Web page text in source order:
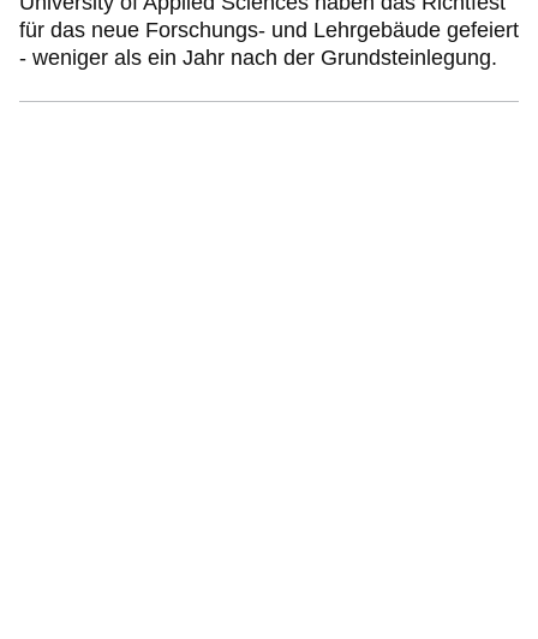
für das neue Forschungs- und Lehrgebäude gefeiert
- weniger als ein Jahr nach der Grundsteinlegung.